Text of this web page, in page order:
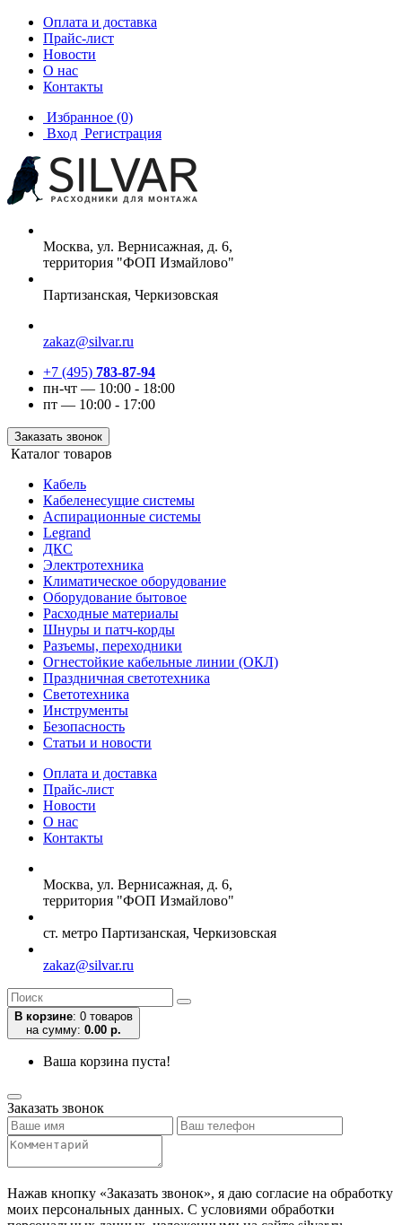
Оплата и доставка
Прайс-лист
Новости
О нас
Контакты
Избранное (0)
Вход Регистрация
Москва, ул. Вернисажная, д. 6,
территория "ФОП Измайлово"
Партизанская, Черкизовская
zakaz@silvar.ru
+7 (495) 783-87-94
пн-чт — 10:00 - 18:00
пт — 10:00 - 17:00
Заказать звонок
Каталог товаров
Кабель
Кабеленесущие системы
Аспирационные системы
Legrand
ДКС
Электротехника
Климатическое оборудование
Оборудование бытовое
Расходные материалы
Шнуры и патч-корды
Разъемы, переходники
Огнестойкие кабельные линии (ОКЛ)
Праздничная светотехника
Светотехника
Инструменты
Безопасность
Статьи и новости
Оплата и доставка
Прайс-лист
Новости
О нас
Контакты
Москва, ул. Вернисажная, д. 6,
территория "ФОП Измайлово"
ст. метро Партизанская, Черкизовская
zakaz@silvar.ru
В корзине: 0 товаров
на сумму: 0.00 р.
Ваша корзина пуста!
Заказать звонок
Нажав кнопку «Заказать звонок», я даю согласие на обработку
моих персональных данных. С условиями обработки